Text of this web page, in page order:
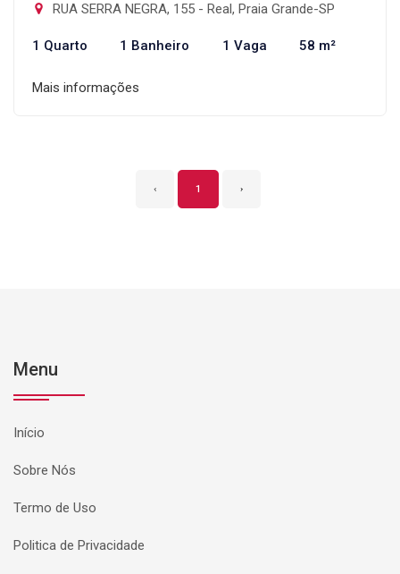
RUA SERRA NEGRA, 155 - Real, Praia Grande-SP
1 Quarto 1 Banheiro 1 Vaga 58 m²
Mais informações
‹ 1 ›
Menu
Início
Sobre Nós
Termo de Uso
Politica de Privacidade